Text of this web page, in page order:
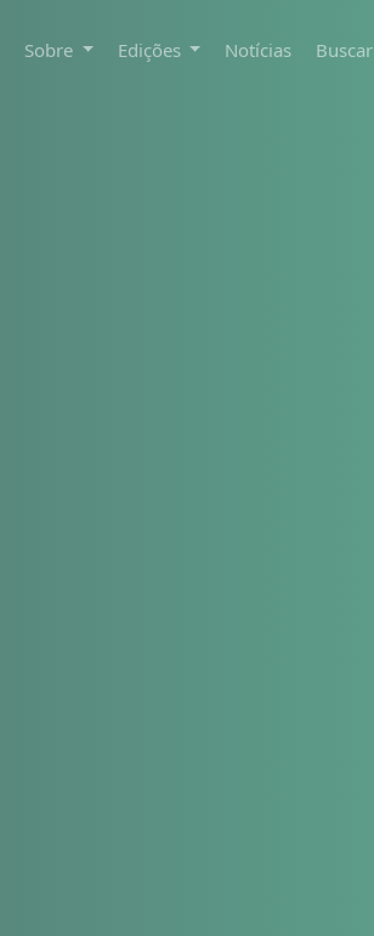
Sobre Edições Notícias Buscar